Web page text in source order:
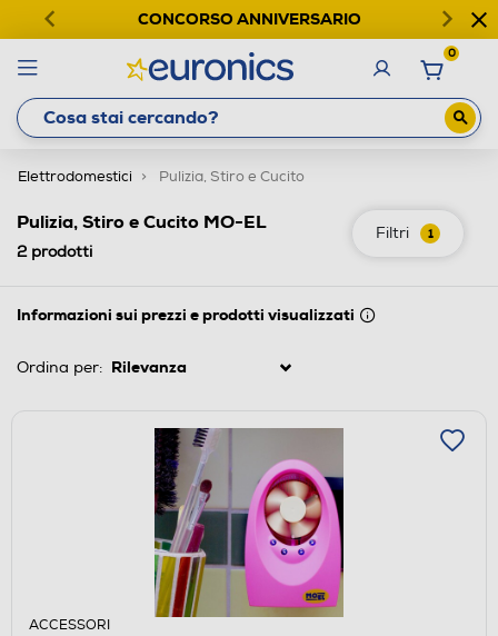
CONCORSO ANNIVERSARIO
0
Elettrodomestici Pulizia, Stiro e Cucito
Filtri 1
Pulizia, Stiro e Cucito MO-EL
2prodotti
Informazioni sui prezzi e prodotti visualizzati
Ordina per:
ACCESSORI